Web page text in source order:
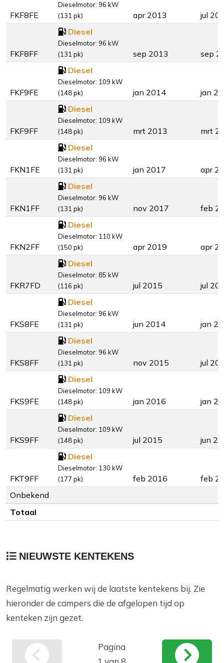
FKF8FE
Dieselmotor: 96 kW
(131 pk)
apr 2013 jul
FKF8FF
Diesel
Dieselmotor: 96 kW
(131 pk)
sep 2013 sep
FKF9FE
Diesel
Dieselmotor: 109 kW
(148 pk)
jan 2014 jan
FKF9FF
Diesel
Dieselmotor: 109 kW
(148 pk)
mrt 2013 mrt
FKN1FE
Diesel
Dieselmotor: 96 kW
(131 pk)
jan 2017 apr
FKN1FF
Diesel
Dieselmotor: 96 kW
(131 pk)
nov 2017 feb
FKN2FF
Diesel
Dieselmotor: 110 kW
(150 pk)
apr 2019 apr
FKR7FD
Diesel
Dieselmotor: 85 kW
(116 pk)
jul 2015 jul
FKS8FE
Diesel
Dieselmotor: 96 kW
(131 pk)
jun 2014 jan
FKS8FF
Diesel
Dieselmotor: 96 kW
(131 pk)
nov 2015 jul
FKS9FE
Diesel
Dieselmotor: 109 kW
(148 pk)
jan 2016 jan
FKS9FF
Diesel
Dieselmotor: 109 kW
(148 pk)
jul 2015 jun
FKT9FF
Diesel
Dieselmotor: 130 kW
(177 pk)
feb 2016
feb
Onbekend
Totaal
NIEUWSTE KENTEKENS
Regelmatig werken wij de laatste kentekens bij. Zie
hieronder de campers die de afgelopen tijd op
kenteken zijn gezet.
Pagina